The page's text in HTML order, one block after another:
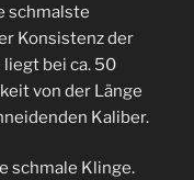
schmalste
Konsistenz der
bei ca. 50
von der Länge
Kaliber.
schmale Klinge.